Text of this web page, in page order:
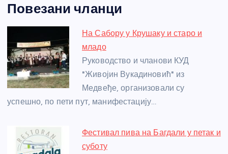
c
e
b
o
o
k
ss
e
n
g
er
itt
er
er at
s
p
p
a
e
e
e
Повезани чланци
На Сабору у Крушаку и старо и
младо
Руководство и чланови КУД
"Живојин Вукадиновић" из
Медвеђе, организовали су
успешно, по пети пут, манифестацију…
Фестивал пива на Багдали у петак и
суботу